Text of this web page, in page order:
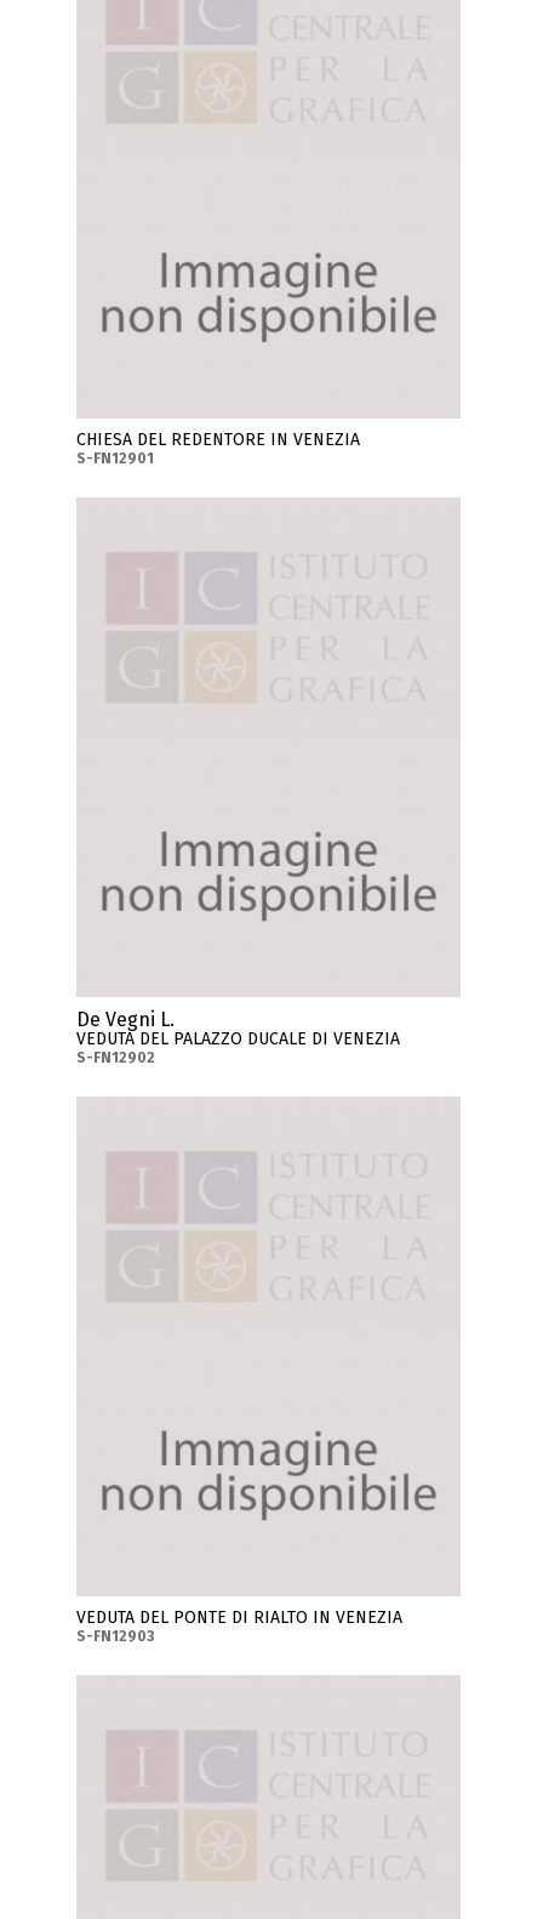
CHIESA DEL REDENTORE IN VENEZIA
S-FN12901
De Vegni L.
VEDUTA DEL PALAZZO DUCALE DI VENEZIA
S-FN12902
VEDUTA DEL PONTE DI RIALTO IN VENEZIA
S-FN12903